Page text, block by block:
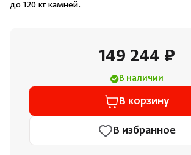
до 120 кг камней.
149 244 ₽
В наличии
В корзину
В избранное